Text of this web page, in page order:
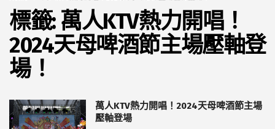
標籤: 萬人KTV熱力開唱！
2024天母啤酒節主場壓軸登
場！
萬人KTV熱力開唱！2024天母啤酒節主場
壓軸登場